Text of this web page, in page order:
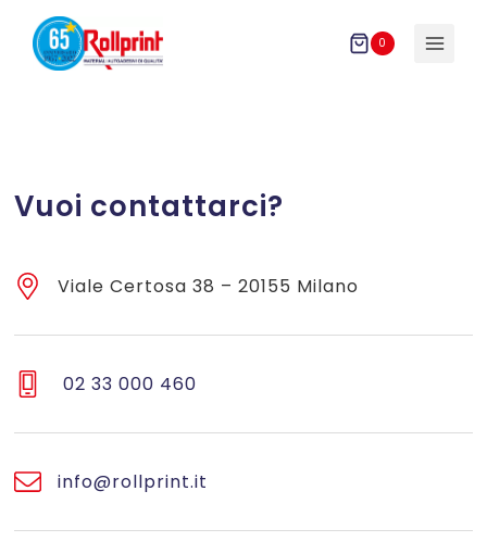
Salta
contenuto
0
Vuoi contattarci?
Viale Certosa 38 – 20155 Milano
02 33 000 460
info@rollprint.it